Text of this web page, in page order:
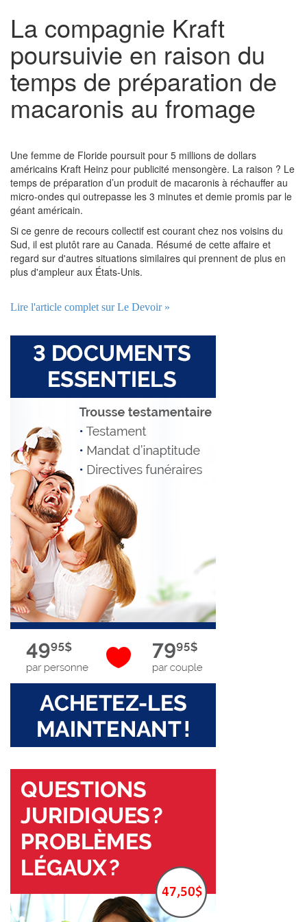
La compagnie Kraft
poursuivie en raison du
temps de préparation de
macaronis au fromage
Une femme de Floride poursuit pour 5 millions de dollars
américains Kraft Heinz pour publicité mensongère. La raison ? Le
temps de préparation d’un produit de macaronis à réchauffer au
micro-ondes qui outrepasse les 3 minutes et demie promis par le
géant américain.
Si ce genre de recours collectif est courant chez nos voisins du
Sud, il est plutôt rare au Canada. Résumé de cette affaire et
regard sur d'autres situations similaires qui prennent de plus en
plus d'ampleur aux États-Unis.
Lire l'article complet sur Le Devoir »